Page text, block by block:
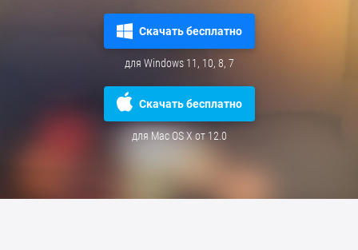
Скачать бесплатно
для Windows 11, 10, 8, 7
Скачать бесплатно
для Mac OS X от 12.0